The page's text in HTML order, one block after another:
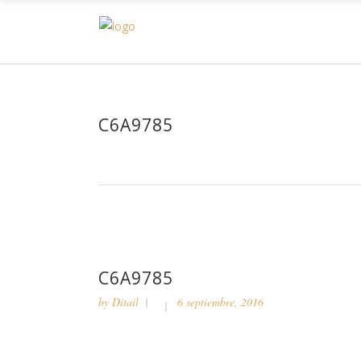
C6A9785
C6A9785
by Ditail 6 septiembre, 2016